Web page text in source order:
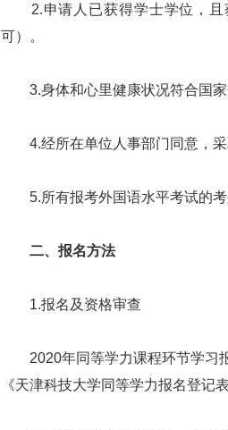
2.申请人已获得学士学位，且
可）。
3.身体和心里健康状况符合国家
4.经所在单位人事部门同意，采
5.所有报考外国语水平考试的考
二、报名方法
1.报名及资格审查
2020年同等学力课程环节学习
《天津科技大学同等学力报名登记